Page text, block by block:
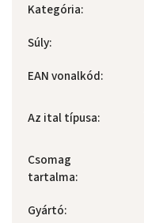
Kategória:
Súly:
EAN vonalkód:
Az ital típusa:
Csomag
tartalma:
Gyártó: